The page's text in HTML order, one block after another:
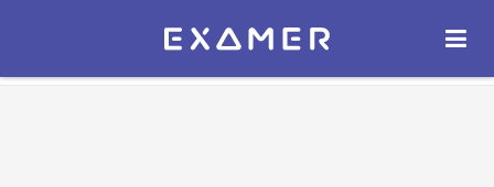
Экзамер — ЕГЭ 2027
ОТКРЫТЬ